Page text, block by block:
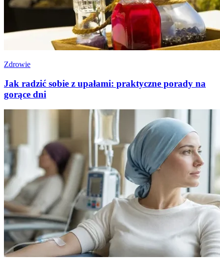
Zdrowie
Jak radzić sobie z upałami: praktyczne porady na
gorące dni